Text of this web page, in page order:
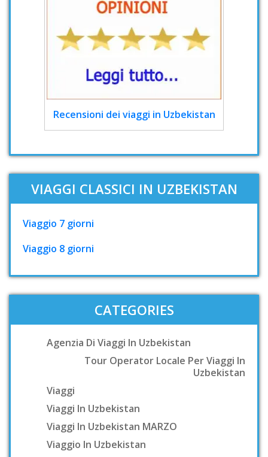
Recensioni dei viaggi in Uzbekistan
VIAGGI CLASSICI IN UZBEKISTAN
Viaggio 7 giorni
Viaggio 8 giorni
CATEGORIES
Agenzia Di Viaggi In Uzbekistan
Tour Operator Locale Per Viaggi In
Uzbekistan
Viaggi
Viaggi In Uzbekistan
Viaggi In Uzbekistan MARZO
Viaggio In Uzbekistan